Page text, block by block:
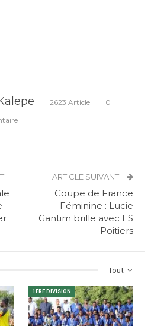
2623 Article
0
ARTICLE SUIVANT
Coupe de France
Féminine : Lucie
Gantim brille avec ES
Poitiers
Tout
1ÈRE DIVISION